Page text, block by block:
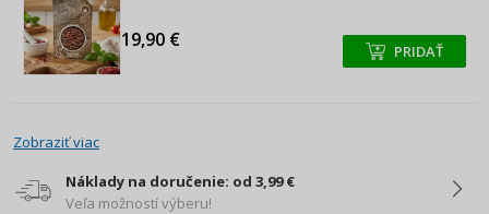
19,90 € +
+ PRIDAŤ
Zobraziť viac
Náklady na doručenie: od 3,99 €
Veľa možností výberu!